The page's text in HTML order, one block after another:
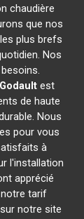
chaudière
que nos
plus brefs
Nos
est
de haute
Nous
pour vous
à
l'installation
apprécié
tarif
notre site